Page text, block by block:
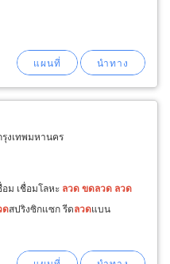
รุงเทพมหานคร
อม เชื่อมโลหะ ลวดขดลวด ลวด
ดสปริงซิกแซก รีดลวดแบน